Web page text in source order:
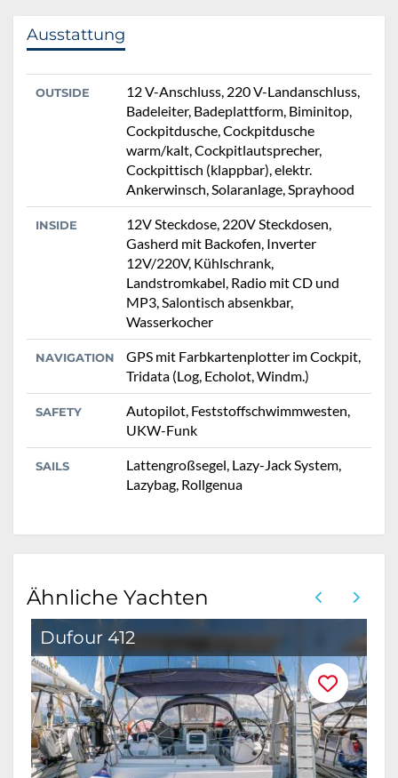
Ausstattung
OUTSIDE
12 V-Anschluss, 220 V-Landanschluss,
Badeleiter, Badeplattform, Biminitop,
Cockpitdusche, Cockpitdusche
warm/kalt, Cockpitlautsprecher,
Cockpittisch (klappbar), elektr.
Ankerwinsch, Solaranlage, Sprayhood
INSIDE
12V Steckdose, 220V Steckdosen,
Gasherd mit Backofen, Inverter
12V/220V, Kühlschrank,
Landstromkabel, Radio mit CD und
MP3, Salontisch absenkbar,
Wasserkocher
NAVIGATION
GPS mit Farbkartenplotter im Cockpit,
Tridata (Log, Echolot, Windm.)
SAFETY
Autopilot, Feststoffschwimmwesten,
UKW-Funk
SAILS
Lattengroßsegel, Lazy-Jack System,
Lazybag, Rollgenua
Ähnliche Yachten
Dufour 412